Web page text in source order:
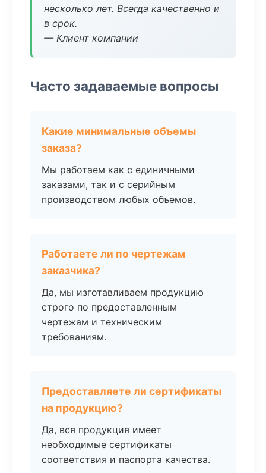
несколько лет. Всегда качественно и
в срок.
— Клиент компании
Часто задаваемые вопросы
Какие минимальные объемы
заказа?
Мы работаем как с единичными
заказами, так и с серийным
производством любых объемов.
Работаете ли по чертежам
заказчика?
Да, мы изготавливаем продукцию
строго по предоставленным
чертежам и техническим
требованиям.
Предоставляете ли сертификаты
на продукцию?
Да, вся продукция имеет
необходимые сертификаты
соответствия и паспорта качества.